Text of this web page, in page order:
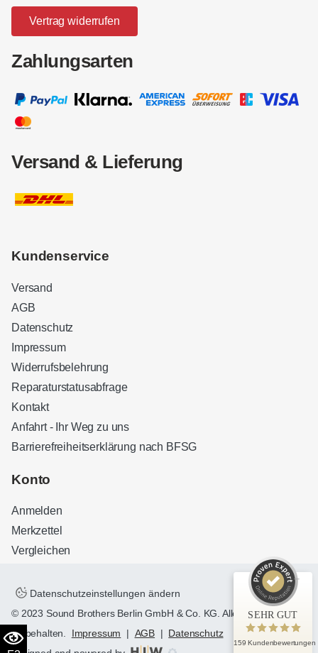
Vertrag widerrufen
Zahlungsarten
Versand & Lieferung
Kundenservice
Versand
AGB
Datenschutz
Impressum
Widerrufsbelehrung
Reparaturstatusabfrage
Kontakt
Anfahrt - Ihr Weg zu uns
Barrierefreiheitserklärung nach BFSG
Konto
Anmelden
Merkzettel
Vergleichen
Datenschutzeinstellungen ändern
© 2023 Sound Brothers Berlin GmbH & Co. KG. Alle Rechte
vorbehalten. Impressum | AGB | Datenschutz
SEHR GUT
159 Kundenbewertungen
Kundenbewertungen und Erfahrungen zu
32
Bewertungen auf
ProvenExpert.com
Blick aufs ProvenExpert-Profil werfen